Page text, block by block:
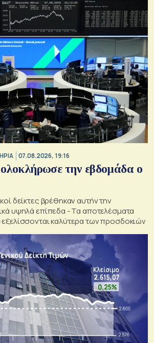
07.08.2026, 19:16
την εβδομάδα ο
δείκτες βρέθηκαν αυτήν την
υψηλά επίπεδα - Τα αποτελέσματα
καλύτερα των προσδοκιών